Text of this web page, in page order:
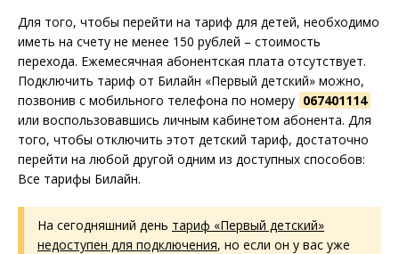
Для того, чтобы перейти на тариф для детей, необходимо
иметь на счету не менее 150 рублей – стоимость
перехода. Ежемесячная абонентская плата отсутствует.
Подключить тариф от Билайн «Первый детский» можно,
позвонив с мобильного телефона по номеру 067401114
или воспользовавшись личным кабинетом абонента. Для
того, чтобы отключить этот детский тариф, достаточно
перейти на любой другой одним из доступных способов:
Все тарифы Билайн.
На сегодняшний день тариф «Первый детский»
недоступен для подключения, но если он у вас уже